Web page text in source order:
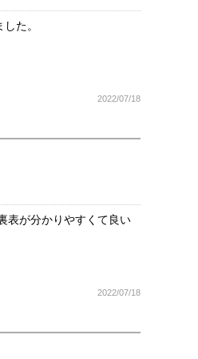
た。
2022/07/18
表が分かりやすくて良い
2022/07/18